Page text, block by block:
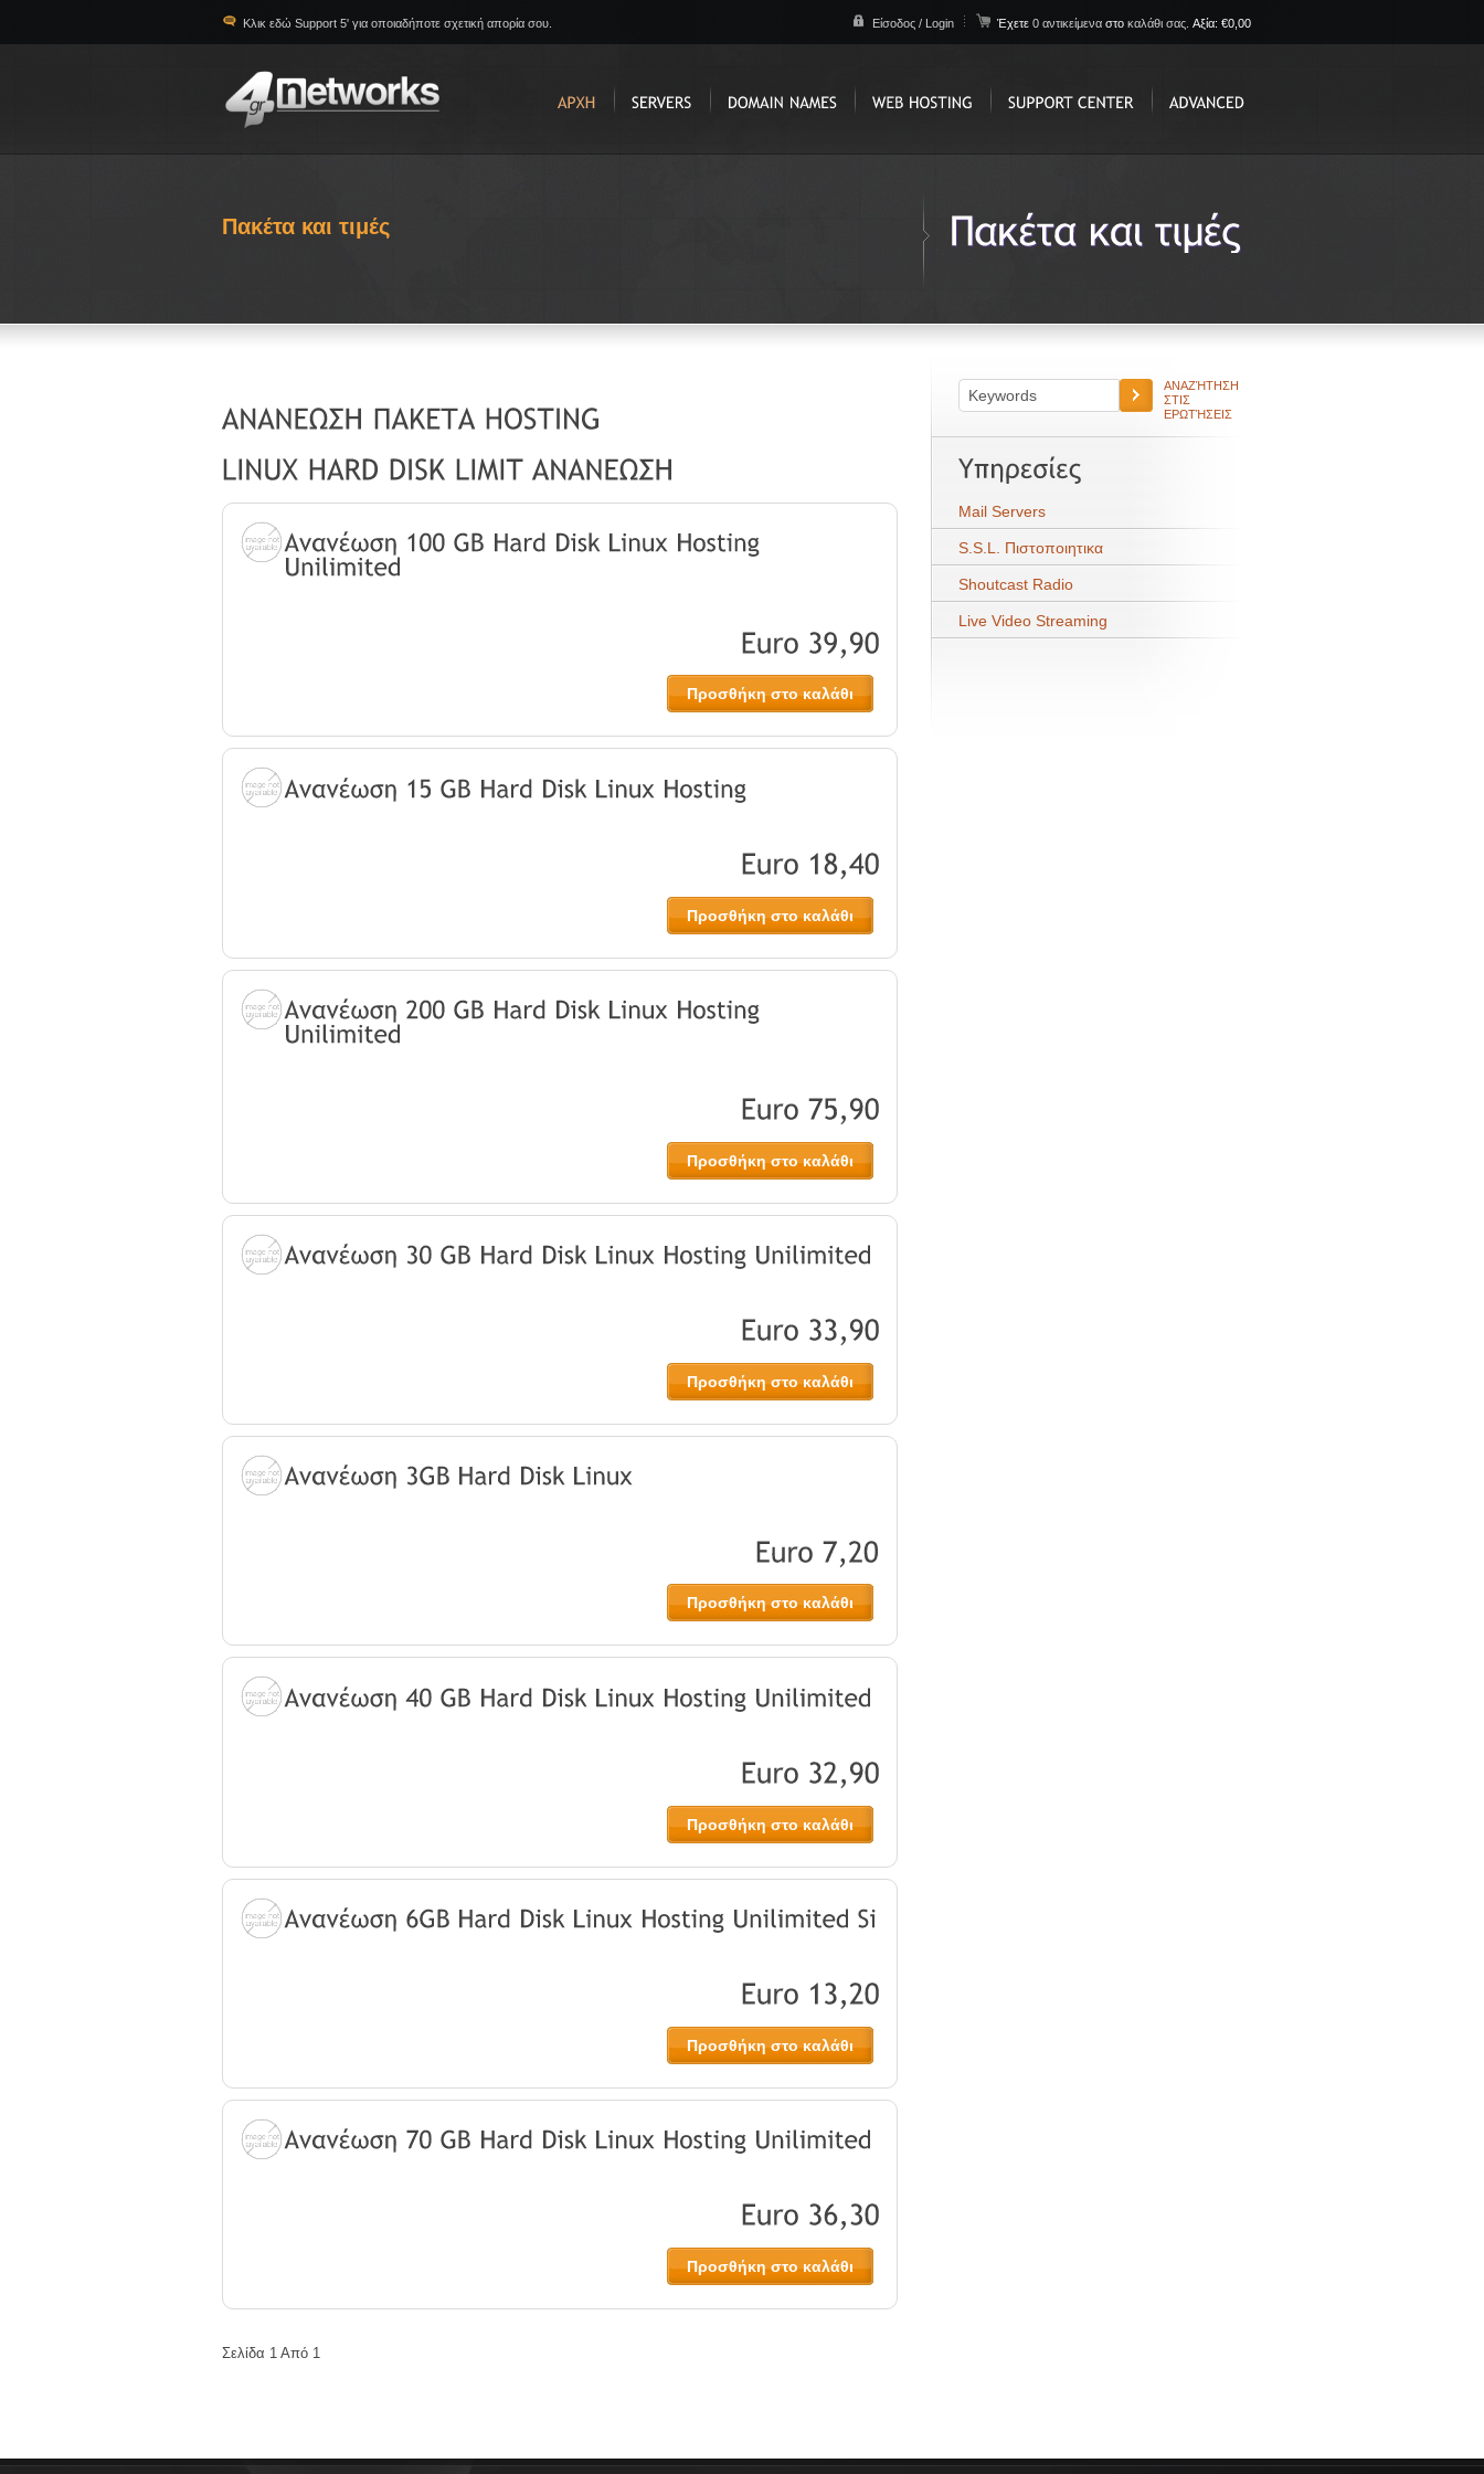
Κλικ εδώ Support 5' για οποιαδήποτε σχετική απορία σου. Είσοδος / Login Έχετε 0 αντικείμενα στο καλάθι σας. Αξία: €0,00
Πακέτα και τιμές
Προσθήκη στο καλάθι
Προσθήκη στο καλάθι
Προσθήκη στο καλάθι
Προσθήκη στο καλάθι
Προσθήκη στο καλάθι
Προσθήκη στο καλάθι
Προσθήκη στο καλάθι
Προσθήκη στο καλάθι
Σελίδα 1 Από 1
ΑΝΑΖΉΤΗΣΗ
ΣΤΙΣ
ΕΡΩΤΉΣΕΙΣ
Mail Servers
S.S.L. Πιστοποιητικα
Shoutcast Radio
Live Video Streaming